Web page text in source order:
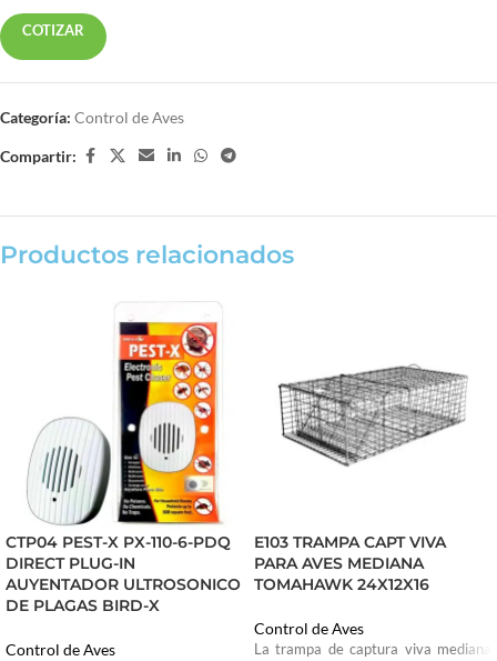
COTIZAR
Categoría: Control de Aves
Compartir:
Productos relacionados
CTP04 PEST-X PX-110-6-PDQ
DIRECT PLUG-IN
AUYENTADOR ULTROSONICO
DE PLAGAS BIRD-X
Control de Aves
E103 TRAMPA CAPT VIVA
PARA AVES MEDIANA
TOMAHAWK 24X12X16
Control de Aves
La trampa de captura viva mediana